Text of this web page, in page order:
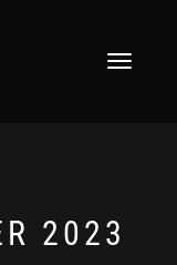
NAVIGATION
2023